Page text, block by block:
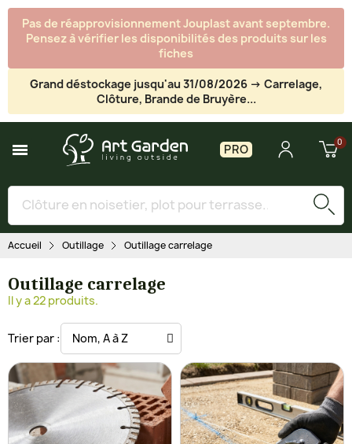
Pas de réapprovisionnement Jouplast avant septembre.
Pensez à vérifier les disponibilités des produits sur les
fiches
Grand déstockage jusqu'au 31/08/2026 -> Carrelage,
Clôture, Brande de Bruyère...
PRO
Accueil Outillage Outillage carrelage
Outillage carrelage
Il y a 22 produits.
Trier par :